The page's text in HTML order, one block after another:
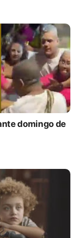
domingo de